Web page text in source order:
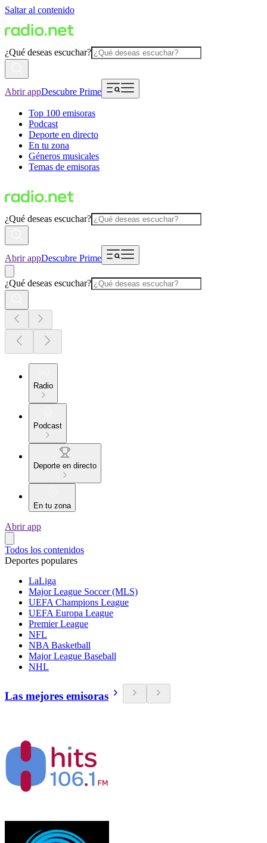
Saltar al contenido
¿Qué deseas escuchar?
Abrir appDescubre Prime
Top 100 emisoras
Podcast
Deporte en directo
En tu zona
Géneros musicales
Temas de emisoras
¿Qué deseas escuchar?
Abrir appDescubre Prime
¿Qué deseas escuchar?
Radio
Podcast
Deporte en directo
En tu zona
Abrir app
Todos los contenidos
Deportes populares
LaLiga
Major League Soccer (MLS)
UEFA Champions League
UEFA Europa League
Premier League
NFL
NBA Basketball
Major League Baseball
NHL
Las mejores emisoras